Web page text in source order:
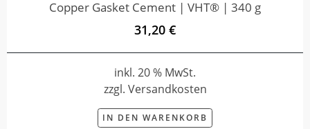
Copper Gasket Cement | VHT® | 340 g
31,20 €
inkl. 20 % MwSt.
zzgl. Versandkosten
IN DEN WARENKORB